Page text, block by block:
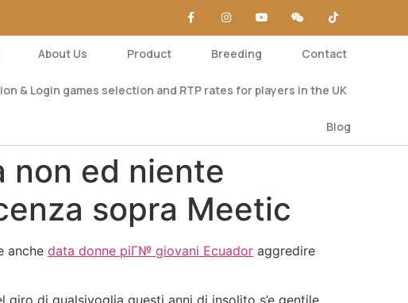
About Us Product Breeding Contact
& Login games selection and RTP rates for players in the UK
Blog
non ed niente
sopra Meetic
anche data donne piГ№ giovani Ecuador aggredire